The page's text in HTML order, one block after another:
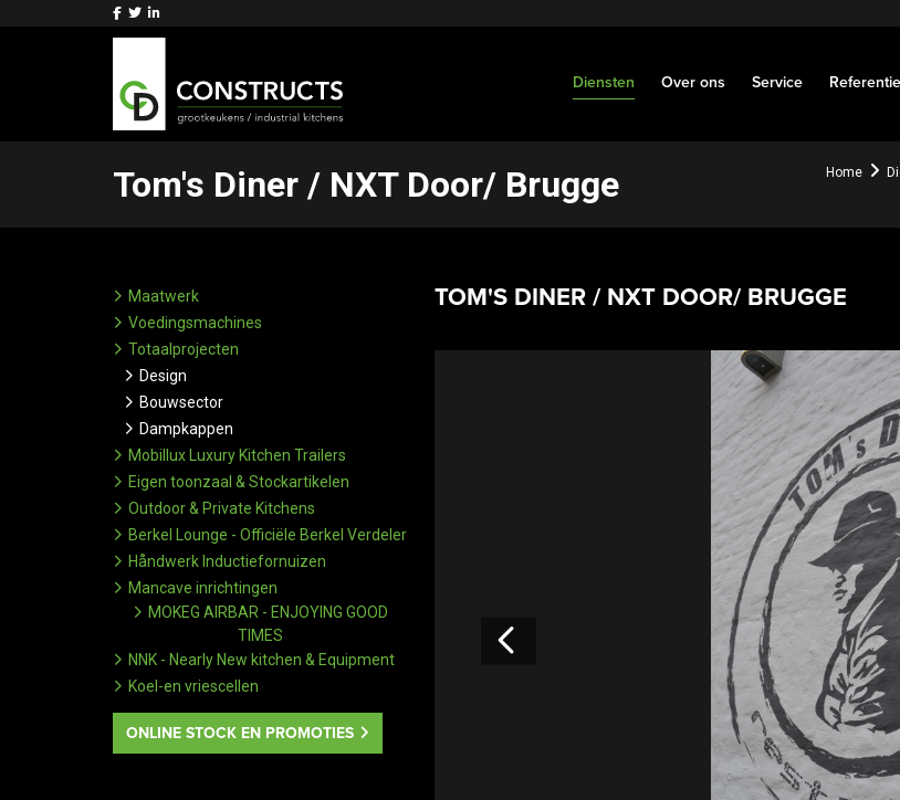
Diensten Over ons Service
Tom's Diner / NXT Door/ Brugge Home
Maatwerk
Voedingsmachines
Totaalprojecten
Design
Bouwsector
Dampkappen
Mobillux Luxury Kitchen Trailers
Eigen toonzaal & Stockartikelen
Outdoor & Private Kitchens
Berkel Lounge - Officiële Berkel Verdeler
Håndwerk Inductiefornuizen
Mancave inrichtingen
MOKEG AIRBAR - ENJOYING GOOD
TIMES
NNK - Nearly New kitchen & Equipment
Koel-en vriescellen
ONLINE STOCK EN PROMOTIES
TOM'S DINER / NXT DOOR/ BRUGGE